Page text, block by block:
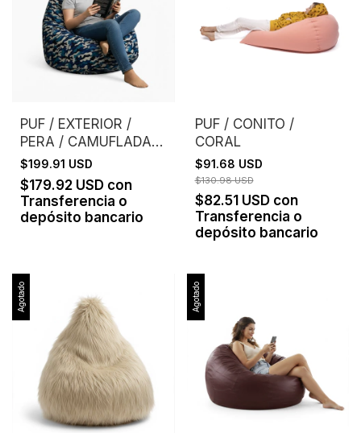
PUF / EXTERIOR /
PERA / CAMUFLADA /
AZUL
$199.91 USD
$179.92 USD con
Transferencia o
depósito bancario
PUF / CONITO /
CORAL
$91.68 USD
$130.98 USD
$82.51 USD con
Transferencia o
depósito bancario
Agotado Agotado